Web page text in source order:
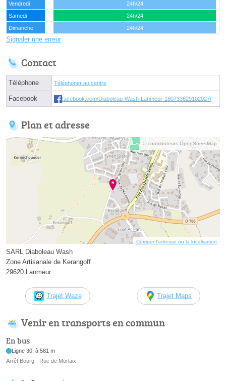
Vendredi
24h/24
Samedi
24h/24
Dimanche
24h/24
Signaler une erreur
Contact
Téléphone Téléphoner au centre
Facebook facebook.com/Diaboleau-Wash-Lanmeur-180733629102027/
Plan et adresse
© contributeurs OpenStreetMap
Corriger l’adresse ou la localisation
SARL Diaboleau Wash
Zone Artisanale de Kerangoff
29620 Lanmeur
Trajet Waze Trajet Maps
Venir en transports en commun
En bus
Ligne 30, à 581 m
Arrêt Bourg - Rue de Morlaix